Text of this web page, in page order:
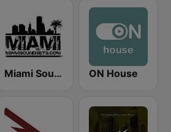
Miami SoundSets ON House